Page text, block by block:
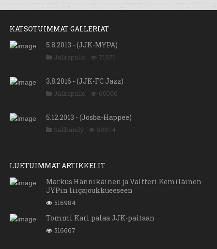
KATSOTUIMMAT GALLERIAT
5.8.2013 - (JJK-MYPA)
Jalkapallo 71871
3.8.2016 - (JJK-FC Jazz)
Jalkapallo 65000
5.12.2013 - (Josba-Happee)
Salibandy 58874
LUETUIMMAT ARTIKKELIT
Markus Hännikäinen ja Valtteri Kemiläinen
JYPin liigajoukkueeseen
516984
Tommi Kari palaa JJK-paitaan
516667